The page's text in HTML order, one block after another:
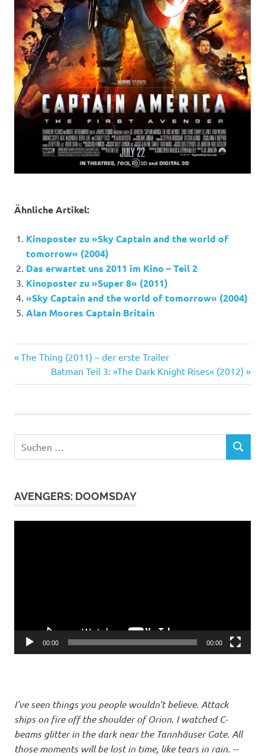
Ähnliche Artikel:
Kinoposter zu »Sky Captain and the world of
tomorrow« (2004)
Das erwartet uns 2011 im Kino – Teil 2
Kinoposter zu »Super 8« (2011)
»Sky Captain and the world of tomorrow« (2004)
Alan Moores Captain Britain
Avengers
America
Beitragsnavigation
Vorheriger
Beitrag:
The Thing (2011) – der erste Trailer
Nächster
Beitrag:
Batman Teil 3: »The Dark Knight Rises« (2012)
Suchen
SUCHEN
AVENGERS: DOOMSDAY
00:00 00:00
I've seen things you people wouldn't believe. Attack
ships on fire off the shoulder of Orion. I watched C-
beams glitter in the dark near the Tannhäuser Gate. All
those moments will be lost in time, like tears in rain. --